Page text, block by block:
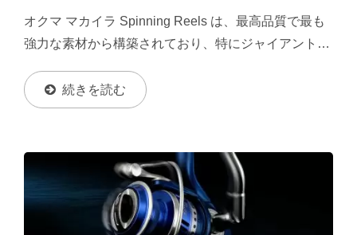
オクマ マカイラ Spinning Reels は、最高品質で最も
強力な素材から構築されており、特にジャイアントト
らには巨大なブルーフィンツナ、マグロ、成魚のキハ
ダマグロ、大型のサメなど、海の最も手強い敵に対し
続きを読む